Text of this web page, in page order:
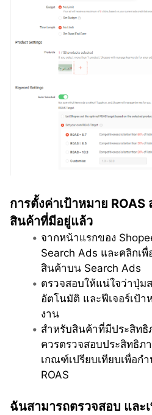
การตั้งค่าเป้าหมาย
สินค้าที่มีอยู่แล้ว
จากหน้าแรกของ
Search Ads และคลิกเ
สินค้าบน Search Ads
ตรวจสอบให้แน่ใจว่าปุ่ม
อัตโนมัติ และฟีเจอร์เป้า
งาน
สำหรับสินค้าที่มีประสิท
ควรตรวจสอบประสิทธิภ
เกณฑ์เปรียบเทียบเพื่อก
ROAS
ฉันสามารถตรวจสอบ และ